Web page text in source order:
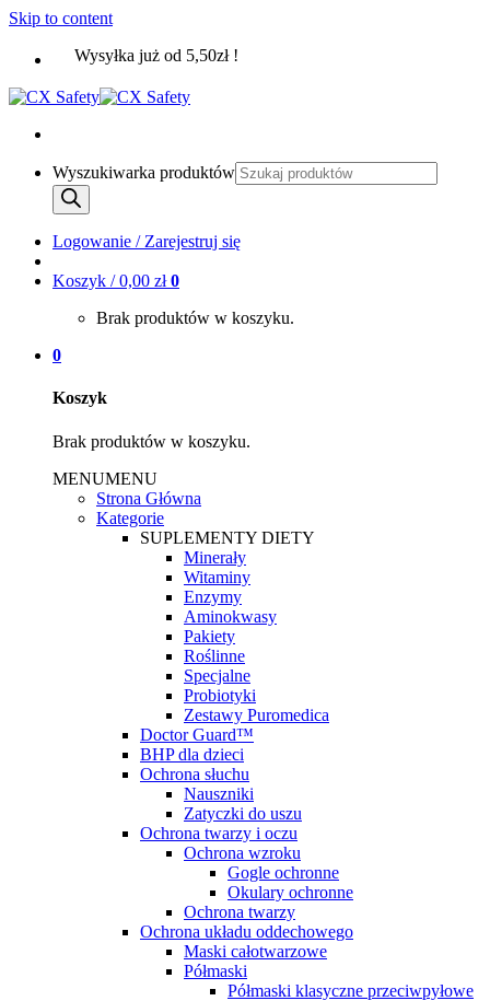
Skip to content
Wysyłka już od 5,50zł !
Wyszukiwarka produktów
Logowanie / Zarejestruj się
Koszyk /0,00 zł 0
Brak produktów w koszyku.
0
Koszyk
Brak produktów w koszyku.
MENUMENU
Strona Główna
Kategorie
SUPLEMENTY DIETY
Minerały
Witaminy
Enzymy
Aminokwasy
Pakiety
Roślinne
Specjalne
Probiotyki
Zestawy Puromedica
Doctor Guard™
BHP dla dzieci
Ochrona słuchu
Nauszniki
Zatyczki do uszu
Ochrona twarzy i oczu
Ochrona wzroku
Gogle ochronne
Okulary ochronne
Ochrona twarzy
Ochrona układu oddechowego
Maski całotwarzowe
Półmaski
Półmaski klasyczne przeciwpyłowe